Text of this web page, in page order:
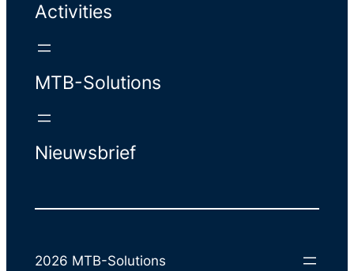
Activities
MTB-Solutions
Nieuwsbrief
2026 MTB-Solutions